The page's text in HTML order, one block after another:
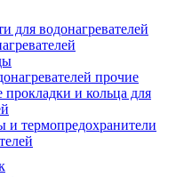
для водонагревателей
прочие
и кольца для
и термопредохранители